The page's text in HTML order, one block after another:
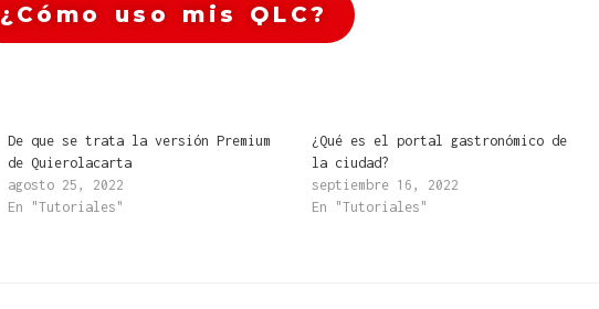
¿Cómo uso mis QLC?
De que se trata la versión Premium
de Quierolacarta
agosto 25, 2022
En "Tutoriales"
¿Qué es el portal gastronómico de
la ciudad?
septiembre 16, 2022
En "Tutoriales"